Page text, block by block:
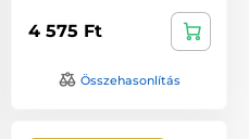
4 575 Ft
Összehasonlítás